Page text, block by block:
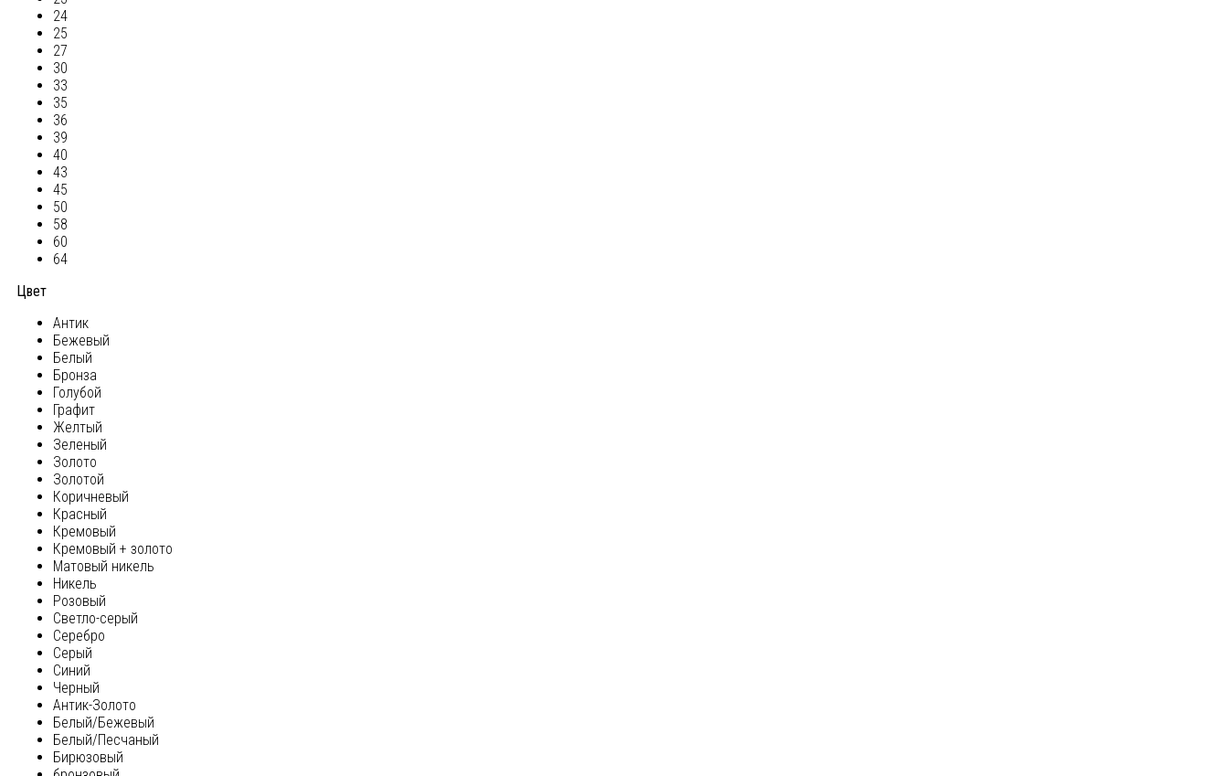
24
25
27
30
33
35
36
39
40
43
45
50
58
60
64
Цвет
Антик
Бежевый
Белый
Бронза
Голубой
Графит
Желтый
Зеленый
Золото
Золотой
Коричневый
Красный
Кремовый
Кремовый + золото
Матовый никель
Никель
Розовый
Светло-серый
Серебро
Серый
Синий
Черный
Антик-Золото
Белый/Бежевый
Белый/Песчаный
Бирюзовый